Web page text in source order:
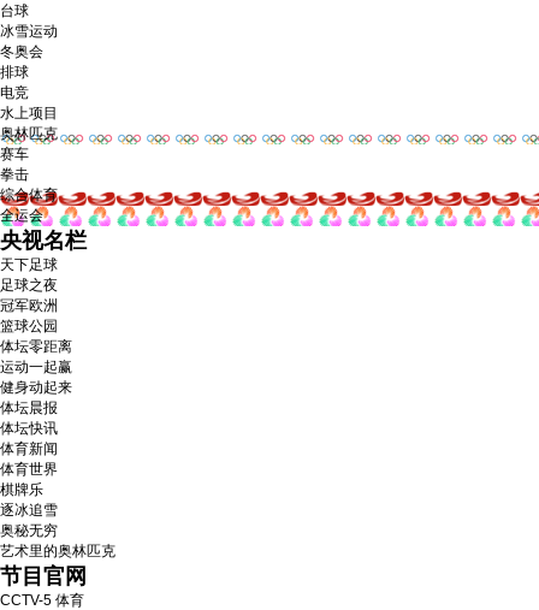
台球
冰雪运动
冬奥会
排球
电竞
水上项目
奥林匹克
赛车
拳击
综合体育
全运会
央视名栏
天下足球
足球之夜
冠军欧洲
篮球公园
体坛零距离
运动一起赢
健身动起来
体坛晨报
体坛快讯
体育新闻
体育世界
棋牌乐
逐冰追雪
奥秘无穷
艺术里的奥林匹克
节目官网
CCTV-5 体育